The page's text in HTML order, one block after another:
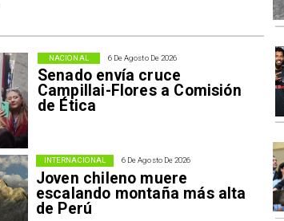
6 De Agosto De 2026
Senado envía cruce
Campillai-Flores a Comisión
de Ética
NACIONAL
6 De Agosto De 2026
Joven chileno muere
escalando montaña más alta
de Perú
INTERNACIONAL